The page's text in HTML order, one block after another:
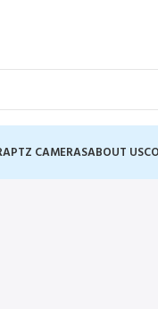
PTZ CAMERASABOUT US